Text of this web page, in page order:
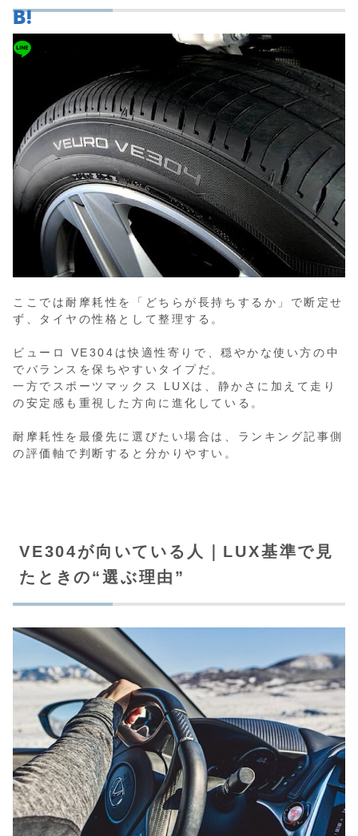
ここでは耐摩耗性を「どちらが長持ちするか」で断定せ
ず、タイヤの性格として整理する。
ビューロ VE304は快適性寄りで、穏やかな使い方の中
でバランスを保ちやすいタイプだ。
一方でスポーツマックス LUXは、静かさに加えて走り
の安定感も重視した方向に進化している。
耐摩耗性を最優先に選びたい場合は、ランキング記事側
の評価軸で判断すると分かりやすい。
VE304が向いている人｜LUX基準で見
たときの“選ぶ理由”